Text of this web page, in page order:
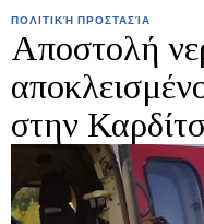
ΠΟΛΙΤΙΚΉ ΠΡΟΣΤΑΣΊΑ
Αποστολή
στην